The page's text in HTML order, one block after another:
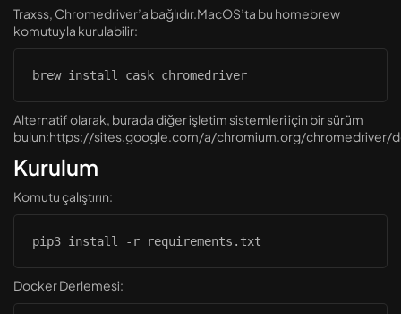
Traxss, Chromedriver’a bağlıdır.MacOS’ta bu homebrew
komutuyla kurulabilir:
brew install cask chromedriver
Alternatif olarak, burada diğer işletim sistemleri için bir sürüm
bulun:https://sites.google.com/a/chromium.org/chromedriver/
Kurulum
Komutu çalıştırın:
pip3 install -r requirements.txt
Docker Derlemesi: